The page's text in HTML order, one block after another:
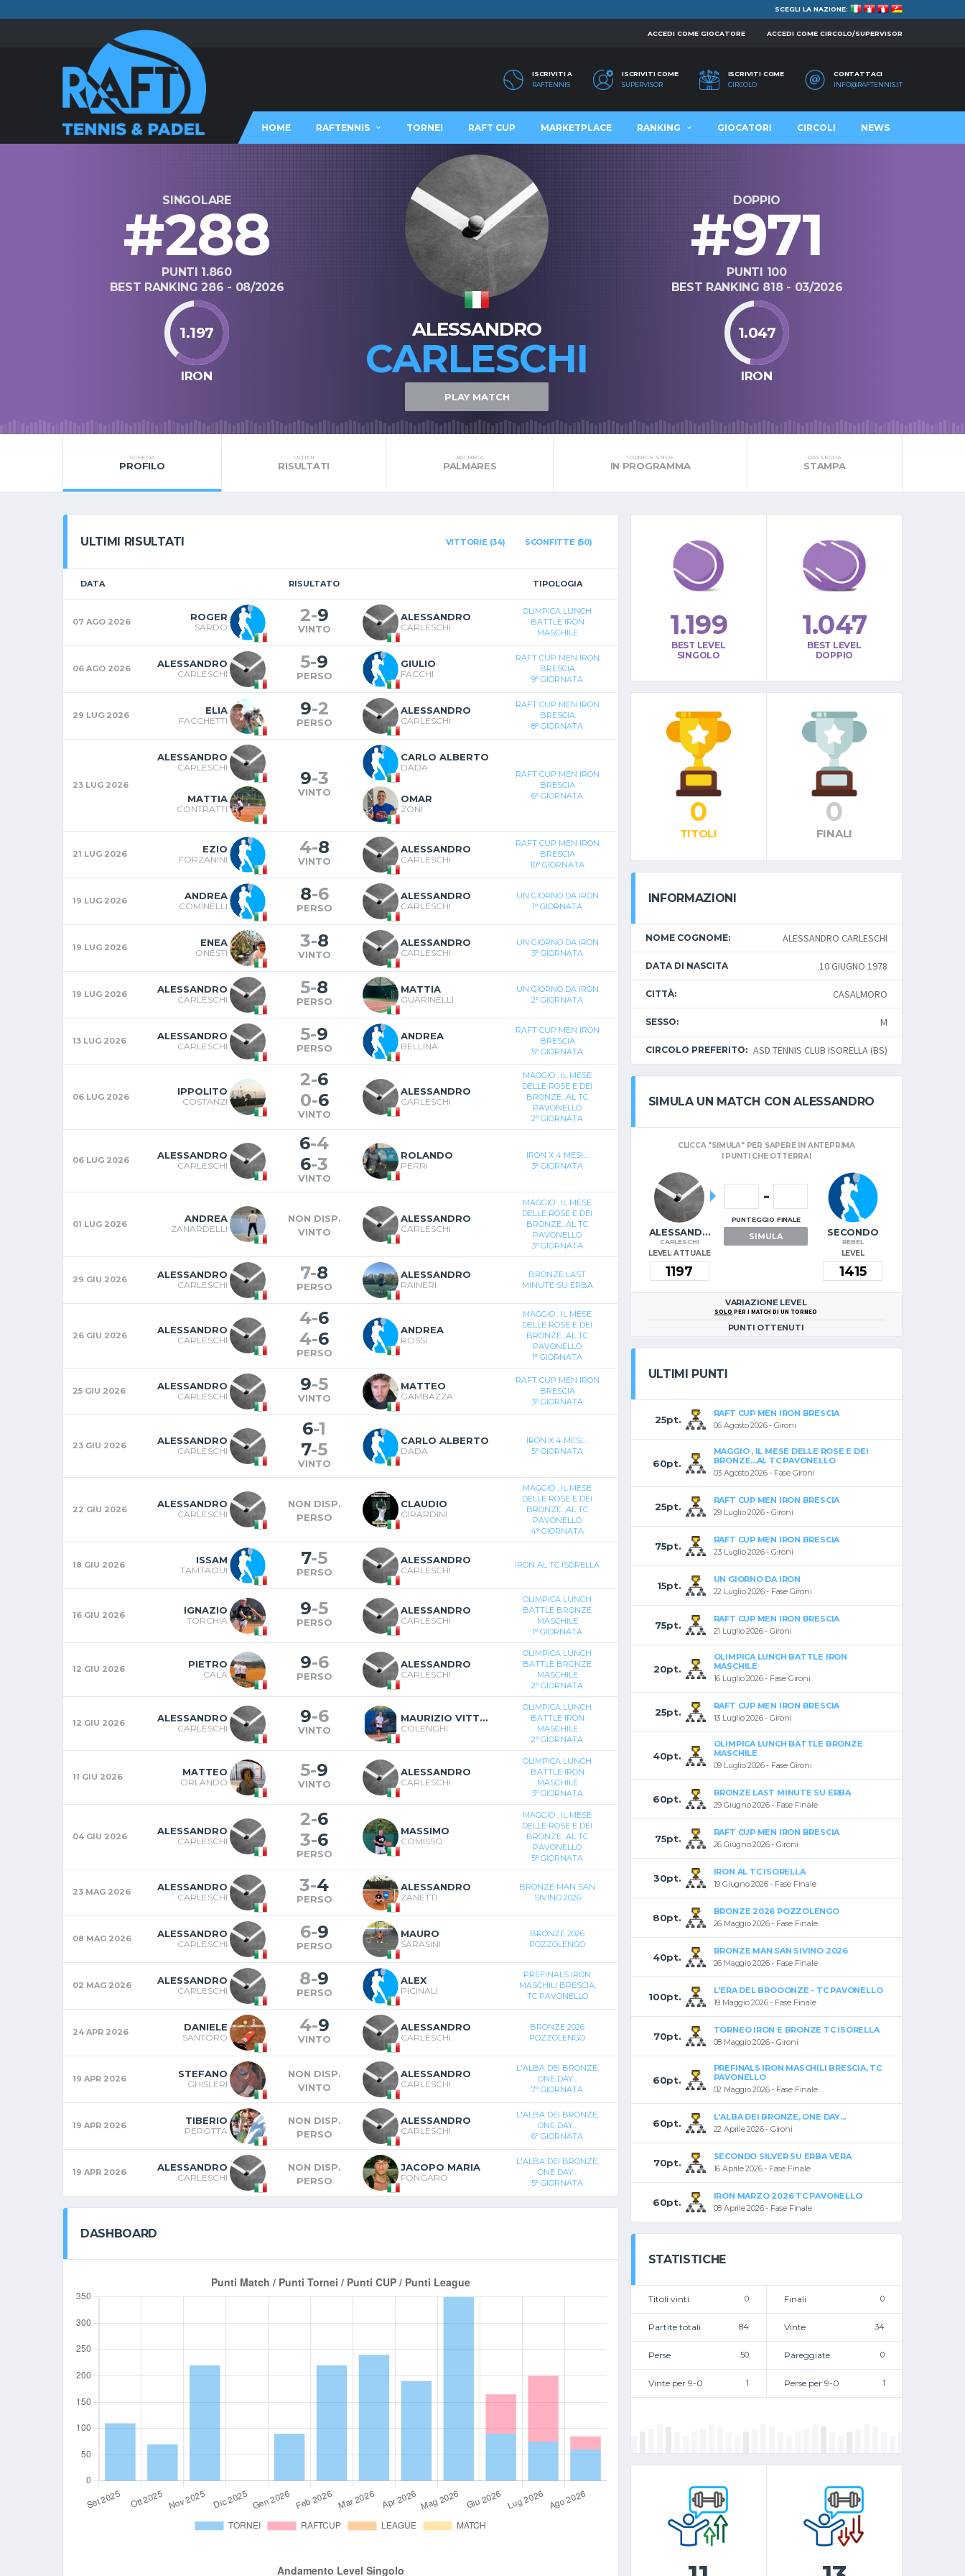
SCEGLI LA NAZIONE:
ACCEDI COME GIOCATORE ACCEDI COME CIRCOLO/SUPERVISOR
ISCRIVITI A
RAFTENNIS
ISCRIVITI COME
SUPERVISOR
ISCRIVITI COME
CIRCOLO
CONTATTACI
INFO@RAFTENNIS.IT
HOME RAFTENNIS TORNEI RAFT CUP MARKETPLACE RANKING GIOCATORI CIRCOLI NEWS
SINGOLARE
#288
PUNTI 1.860
BEST RANKING 286 - 08/2026
1.197
IRON
ALESSANDRO
CARLESCHI
PLAY MATCH
DOPPIO
#971
PUNTI 100
BEST RANKING 818 - 03/2026
1.047
IRON
SCHEDA
PROFILO
ULTIMI
RISULTATI
BACHECA
PALMARES
TORNEI E SFIDE
IN PROGRAMMA
RASSEGNA
STAMPA
ULTIMI RISULTATI VITTORIE (34) SCONFITTE (50)
DATA RISULTATO TIPOLOGIA
07 AGO 2026 ROGER
SARDO
2-9
VINTO
ALESSANDRO
CARLESCHI
OLIMPICA LUNCH
BATTLE IRON
MASCHILE
06 AGO 2026 ALESSANDRO
CARLESCHI
5-9
PERSO
GIULIO
FACCHI
RAFT CUP MEN IRON
BRESCIA
9° GIORNATA
29 LUG 2026 ELIA
FACCHETTI
9-2
PERSO
ALESSANDRO
CARLESCHI
RAFT CUP MEN IRON
BRESCIA
8° GIORNATA
23 LUG 2026
ALESSANDRO
CARLESCHI
MATTIA
CONTRATTI
9-3
VINTO
CARLO ALBERTO
DADA
OMAR
ZONI
RAFT CUP MEN IRON
BRESCIA
6° GIORNATA
21 LUG 2026 EZIO
FORZANINI
4-8
VINTO
ALESSANDRO
CARLESCHI
RAFT CUP MEN IRON
BRESCIA
10° GIORNATA
19 LUG 2026 ANDREA
COMINELLI
8-6
PERSO
ALESSANDRO
CARLESCHI
UN GIORNO DA IRON
1° GIORNATA
19 LUG 2026 ENEA
ONESTI
3-8
VINTO
ALESSANDRO
CARLESCHI
UN GIORNO DA IRON
3° GIORNATA
19 LUG 2026 ALESSANDRO
CARLESCHI
5-8
PERSO
MATTIA
GUARINELLI
UN GIORNO DA IRON
2° GIORNATA
13 LUG 2026 ALESSANDRO
CARLESCHI
5-9
PERSO
ANDREA
BELLINA
RAFT CUP MEN IRON
BRESCIA
5° GIORNATA
06 LUG 2026 IPPOLITO
COSTANZI
2-6
0-6
VINTO
ALESSANDRO
CARLESCHI
MAGGIO , IL MESE
DELLE ROSE E DEI
BRONZE...AL TC
PAVONELLO
2° GIORNATA
06 LUG 2026 ALESSANDRO
CARLESCHI
6-4
6-3
VINTO
ROLANDO
PERRI
IRON X 4 MESI....
3° GIORNATA
01 LUG 2026 ANDREA
ZANARDELLI
NON DISP.
VINTO
ALESSANDRO
CARLESCHI
MAGGIO , IL MESE
DELLE ROSE E DEI
BRONZE...AL TC
PAVONELLO
3° GIORNATA
29 GIU 2026 ALESSANDRO
CARLESCHI
7-8
PERSO
ALESSANDRO
RAINERI
BRONZE LAST
MINUTE SU ERBA
26 GIU 2026 ALESSANDRO
CARLESCHI
4-6
4-6
PERSO
ANDREA
ROSSI
MAGGIO , IL MESE
DELLE ROSE E DEI
BRONZE...AL TC
PAVONELLO
1° GIORNATA
25 GIU 2026 ALESSANDRO
CARLESCHI
9-5
VINTO
MATTEO
GAMBAZZA
RAFT CUP MEN IRON
BRESCIA
3° GIORNATA
23 GIU 2026 ALESSANDRO
CARLESCHI
6-1
7-5
VINTO
CARLO ALBERTO
DADA
IRON X 4 MESI....
5° GIORNATA
22 GIU 2026 ALESSANDRO
CARLESCHI
NON DISP.
PERSO
CLAUDIO
GIRARDINI
MAGGIO , IL MESE
DELLE ROSE E DEI
BRONZE...AL TC
PAVONELLO
4° GIORNATA
18 GIU 2026 ISSAM
TAMTAOUI
7-5
PERSO
ALESSANDRO
CARLESCHI IRON AL TC ISORELLA
16 GIU 2026 IGNAZIO
TORCHIA
9-5
PERSO
ALESSANDRO
CARLESCHI
OLIMPICA LUNCH
BATTLE BRONZE
MASCHILE
1° GIORNATA
12 GIU 2026 PIETRO
CALÀ
9-6
PERSO
ALESSANDRO
CARLESCHI
OLIMPICA LUNCH
BATTLE BRONZE
MASCHILE
2° GIORNATA
12 GIU 2026 ALESSANDRO
CARLESCHI
9-6
VINTO
MAURIZIO VITTORIO
COLENGHI
OLIMPICA LUNCH
BATTLE IRON
MASCHILE
2° GIORNATA
11 GIU 2026 MATTEO
ORLANDO
5-9
VINTO
ALESSANDRO
CARLESCHI
OLIMPICA LUNCH
BATTLE IRON
MASCHILE
3° GIORNATA
04 GIU 2026 ALESSANDRO
CARLESCHI
2-6
3-6
PERSO
MASSIMO
COMISSO
MAGGIO , IL MESE
DELLE ROSE E DEI
BRONZE...AL TC
PAVONELLO
5° GIORNATA
23 MAG 2026 ALESSANDRO
CARLESCHI
3-4
PERSO
ALESSANDRO
ZANETTI
BRONZE MAN SAN
SIVINO 2026
08 MAG 2026 ALESSANDRO
CARLESCHI
6-9
PERSO
MAURO
SARASINI
BRONZE 2026
POZZOLENGO
02 MAG 2026 ALESSANDRO
CARLESCHI
8-9
PERSO
ALEX
PICINALI
PREFINALS IRON
MASCHILI BRESCIA,
TC PAVONELLO
24 APR 2026 DANIELE
SANTORO
4-9
VINTO
ALESSANDRO
CARLESCHI
BRONZE 2026
POZZOLENGO
19 APR 2026 STEFANO
GHISLERI
NON DISP.
VINTO
ALESSANDRO
CARLESCHI
L'ALBA DEI BRONZE,
ONE DAY...
7° GIORNATA
19 APR 2026 TIBERIO
PEROTTA
NON DISP.
PERSO
ALESSANDRO
CARLESCHI
L'ALBA DEI BRONZE,
ONE DAY...
6° GIORNATA
19 APR 2026 ALESSANDRO
CARLESCHI
NON DISP.
PERSO
JACOPO MARIA
FONGARO
L'ALBA DEI BRONZE,
ONE DAY...
5° GIORNATA
DASHBOARD
1.199
BEST LEVEL
SINGOLO
1.047
BEST LEVEL
DOPPIO
0
TITOLI
0
FINALI
INFORMAZIONI
NOME COGNOME: ALESSANDRO CARLESCHI
DATA DI NASCITA 10 GIUGNO 1978
CITTÀ: CASALMORO
SESSO: M
CIRCOLO PREFERITO: ASD TENNIS CLUB ISORELLA (BS)
SIMULA UN MATCH CON ALESSANDRO
CLICCA "SIMULA" PER SAPERE IN ANTEPRIMA
I PUNTI CHE OTTERRAI
ALESSANDRO
CARLESCHI
LEVEL ATTUALE
-
PUNTEGGIO FINALE
SIMULA SECONDO
REBEL
LEVEL
VARIAZIONE LEVEL
SOLO PER I MATCH DI UN TORNEO
PUNTI OTTENUTI
ULTIMI PUNTI
25pt.
RAFT CUP MEN IRON BRESCIA
06 Agosto 2026 - Gironi
60pt.
MAGGIO , IL MESE DELLE ROSE E DEI
BRONZE...AL TC PAVONELLO
03 Agosto 2026 - Fase Gironi
25pt.
RAFT CUP MEN IRON BRESCIA
29 Luglio 2026 - Gironi
75pt.
RAFT CUP MEN IRON BRESCIA
23 Luglio 2026 - Gironi
15pt.
UN GIORNO DA IRON
22 Luglio 2026 - Fase Gironi
75pt.
RAFT CUP MEN IRON BRESCIA
21 Luglio 2026 - Gironi
20pt.
OLIMPICA LUNCH BATTLE IRON
MASCHILE
16 Luglio 2026 - Fase Gironi
25pt.
RAFT CUP MEN IRON BRESCIA
13 Luglio 2026 - Gironi
40pt.
OLIMPICA LUNCH BATTLE BRONZE
MASCHILE
09 Luglio 2026 - Fase Gironi
60pt.
BRONZE LAST MINUTE SU ERBA
29 Giugno 2026 - Fase Finale
75pt.
RAFT CUP MEN IRON BRESCIA
26 Giugno 2026 - Gironi
30pt.
IRON AL TC ISORELLA
19 Giugno 2026 - Fase Finale
80pt.
BRONZE 2026 POZZOLENGO
26 Maggio 2026 - Fase Finale
40pt.
BRONZE MAN SAN SIVINO 2026
26 Maggio 2026 - Fase Finale
100pt.
L'ERA DEL BROOONZE - TC PAVONELLO
19 Maggio 2026 - Fase Finale
70pt.
TORNEO IRON E BRONZE TC ISORELLA
08 Maggio 2026 - Gironi
60pt.
PREFINALS IRON MASCHILI BRESCIA, TC
PAVONELLO
02 Maggio 2026 - Fase Finale
60pt.
L'ALBA DEI BRONZE, ONE DAY...
22 Aprile 2026 - Gironi
70pt.
SECONDO SILVER SU ERBA VERA
16 Aprile 2026 - Fase Finale
60pt.
IRON MARZO 2026 TC PAVONELLO
08 Aprile 2026 - Fase Finale
STATISTICHE
Titoli vinti 0 Finali 0
Partite totali 84 Vinte 34
Perse 50 Pareggiate 0
Vinte per 9-0 1 Perse per 9-0 1